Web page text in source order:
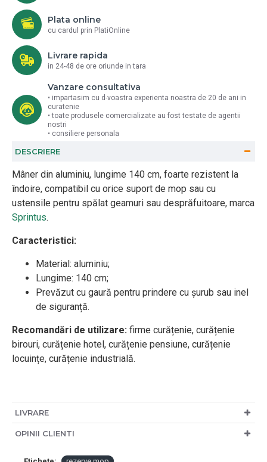
Plata online
cu cardul prin PlatiOnline
Livrare rapida
in 24-48 de ore oriunde in tara
Vanzare consultativa
• impartasim cu d-voastra experienta noastra de 20 de ani in
curatenie
• toate produsele comercializate au fost testate de agentii
nostri
• consiliere personala
DESCRIERE
Mâner din aluminiu, lungime 140 cm, foarte rezistent la
îndoire, compatibil cu orice suport de mop sau cu
ustensile pentru spălat geamuri sau desprăfuitoare, marca
Sprintus.
Caracteristici:
Material: aluminiu;
Lungime: 140 cm;
Prevăzut cu gaură pentru prindere cu șurub sau inel
de siguranță.
Recomandări de utilizare: firme curățenie, curățenie
birouri, curățenie hotel, curățenie pensiune, curățenie
locuințe, curățenie industrială.
LIVRARE
OPINII CLIENTI